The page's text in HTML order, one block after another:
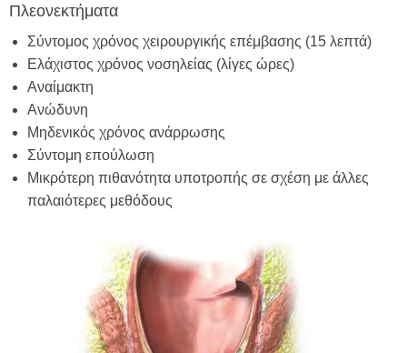
Πλεονεκτήματα
Σύντομος χρόνος χειρουργικής επέμβασης (15 λεπτά)
Ελάχιστος χρόνος νοσηλείας (λίγες ώρες)
Αναίμακτη
Ανώδυνη
Μηδενικός χρόνος ανάρρωσης
Σύντομη επούλωση
Μικρότερη πιθανότητα υποτροπής σε σχέση με άλλες
παλαιότερες μεθόδους